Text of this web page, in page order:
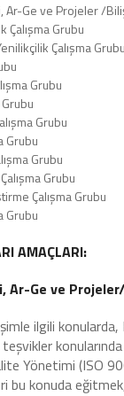
Ge ve Projeler /
Çalışma Grubu
Çalışma Grubu
Grubu
Grubu
Grubu
Grubu
Grubu
Çalışma Grubu
Grubu
AMAÇLARI:
Ar-Ge ve
ilgili
Yönetimi (ISO
bu konuda